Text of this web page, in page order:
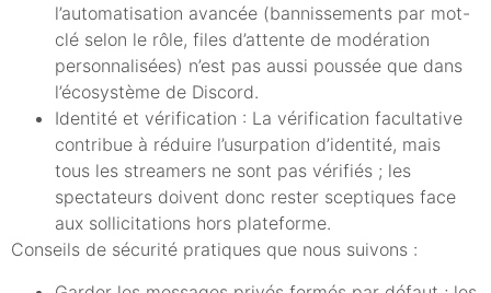
l’automatisation avancée (bannissements par mot-
clé selon le rôle, files d’attente de modération
personnalisées) n’est pas aussi poussée que dans
l’écosystème de Discord.
Identité et vérification : La vérification facultative
contribue à réduire l’usurpation d’identité, mais
tous les streamers ne sont pas vérifiés ; les
spectateurs doivent donc rester sceptiques face
aux sollicitations hors plateforme.
Conseils de sécurité pratiques que nous suivons :